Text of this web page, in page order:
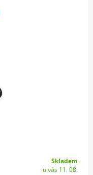
Skladem
u vás 11. 08.